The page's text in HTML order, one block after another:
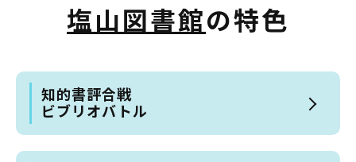
塩山図書館の特色
知的書評合戦
ビブリオバトル
としょかん
としょかん